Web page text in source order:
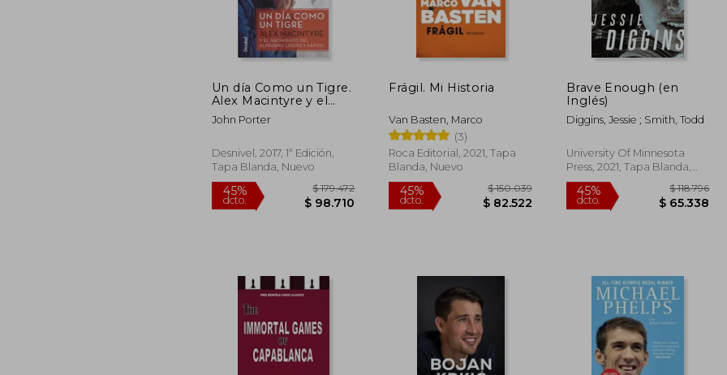
45%
dcto.
$ 118.712 20% $ 75.000
$ 60.000
45%
Un día Como un Tigre.
Alex Macintyre y el
Nacimiento del
Alpinismo Ligero y
John Porter
Desnivel, 2017, 1ª Edición,
Tapa Blanda, Nuevo
Frágil. Mi Historia
Van Basten, Marco
(3)
Roca Editorial, 2021, Tapa
Blanda, Nuevo
Brave Enough (en
Inglés)
Diggins, Jessie ; Smith, Todd
University Of Minnesota
Press, 2021, Tapa Blanda,
Nuevo